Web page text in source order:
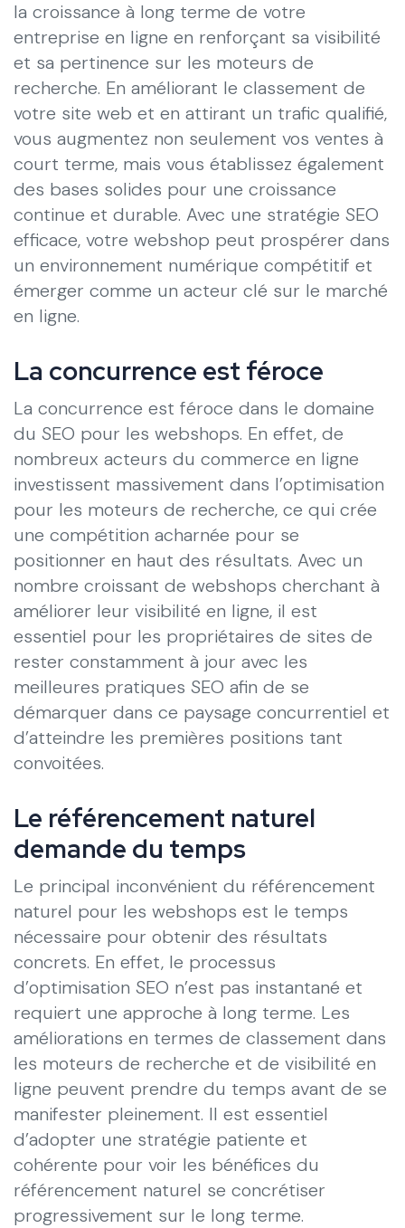
la croissance à long terme de votre
entreprise en ligne en renforçant sa visibilité
et sa pertinence sur les moteurs de
recherche. En améliorant le classement de
votre site web et en attirant un trafic qualifié,
vous augmentez non seulement vos ventes à
court terme, mais vous établissez également
des bases solides pour une croissance
continue et durable. Avec une stratégie SEO
efficace, votre webshop peut prospérer dans
un environnement numérique compétitif et
émerger comme un acteur clé sur le marché
en ligne.
La concurrence est féroce
La concurrence est féroce dans le domaine
du SEO pour les webshops. En effet, de
nombreux acteurs du commerce en ligne
investissent massivement dans l’optimisation
pour les moteurs de recherche, ce qui crée
une compétition acharnée pour se
positionner en haut des résultats. Avec un
nombre croissant de webshops cherchant à
améliorer leur visibilité en ligne, il est
essentiel pour les propriétaires de sites de
rester constamment à jour avec les
meilleures pratiques SEO afin de se
démarquer dans ce paysage concurrentiel et
d’atteindre les premières positions tant
convoitées.
Le référencement naturel
demande du temps
Le principal inconvénient du référencement
naturel pour les webshops est le temps
nécessaire pour obtenir des résultats
concrets. En effet, le processus
d’optimisation SEO n’est pas instantané et
requiert une approche à long terme. Les
améliorations en termes de classement dans
les moteurs de recherche et de visibilité en
ligne peuvent prendre du temps avant de se
manifester pleinement. Il est essentiel
d’adopter une stratégie patiente et
cohérente pour voir les bénéfices du
référencement naturel se concrétiser
progressivement sur le long terme.